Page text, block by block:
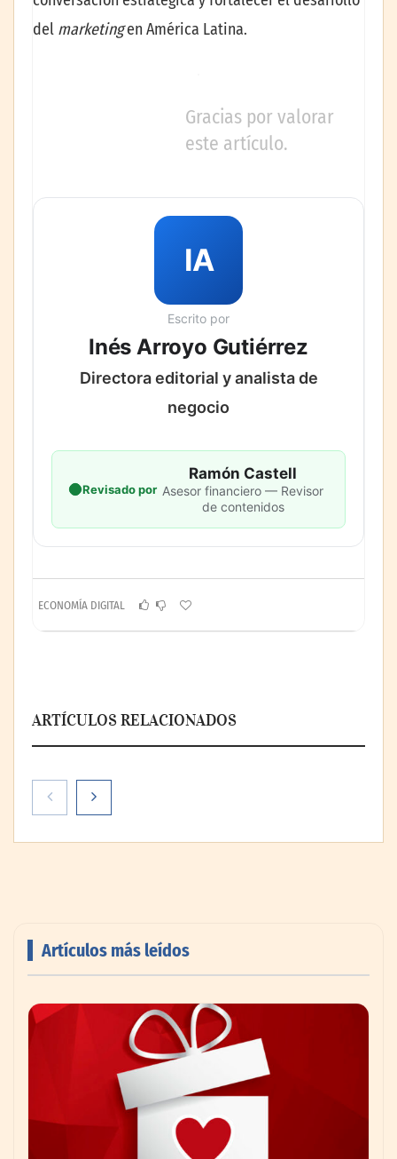
del marketingen América Latina.
Gracias por valorar
este artículo.
IA
Escrito por
Inés Arroyo Gutiérrez
Directora editorial y analista de
negocio
Revisado por
Ramón Castell
Asesor financiero — Revisor
de contenidos
ECONOMÍA DIGITAL
ARTÍCULOS RELACIONADOS
pisos deportivos para gimnasios en México
Artículos más leídos